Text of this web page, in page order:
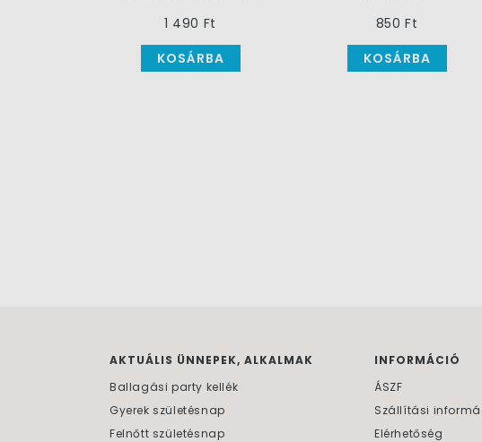
1 490 Ft
KOSÁRBA
850 Ft
KOSÁRBA
AKTUÁLIS ÜNNEPEK, ALKALMAK
Ballagási party kellék
Gyerek születésnap
Felnőtt születésnap
INFORMÁCIÓ
ÁSZF
Szállítási
Elérhetőség